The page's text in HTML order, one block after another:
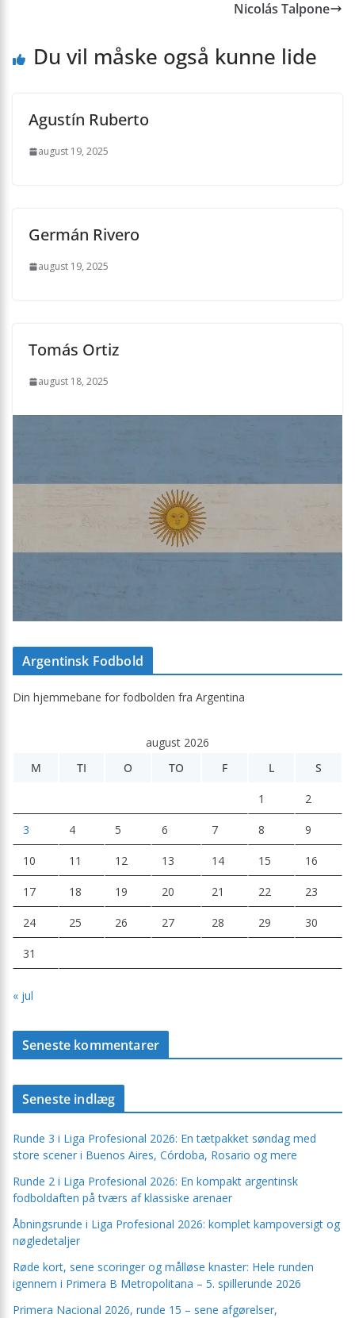
Nicolás Talpone
Du vil måske også kunne lide
Agustín Ruberto
august 19, 2025
Germán Rivero
august 19, 2025
Tomás Ortiz
august 18, 2025
Argentinsk Fodbold
Din hjemmebane for fodbolden fra Argentina
august 2026
M
TI O TO F L S
1 2
3 4 5 6 7 8 9
10 11 12 13 14 15 16
17 18 19 20 21 22 23
24 25 26 27 28 29 30
31
« jul
Seneste kommentarer
Seneste indlæg
Runde 3 i Liga Profesional 2026: En tætpakket søndag med
store scener i Buenos Aires, Córdoba, Rosario og mere
Runde 2 i Liga Profesional 2026: En kompakt argentinsk
fodboldaften på tværs af klassiske arenaer
Åbningsrunde i Liga Profesional 2026: komplet kampoversigt og
nøgledetaljer
Røde kort, sene scoringer og målløse knaster: Hele runden
igennem i Primera B Metropolitana – 5. spillerunde 2026
Primera Nacional 2026, runde 15 – sene afgørelser,